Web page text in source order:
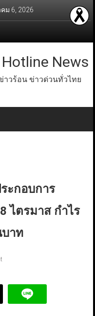
ม 6, 2026
News
าวร้อน ข่าวด่วนทั่วไทย
ะกอบการ
ไตรมาส กำไร
าท